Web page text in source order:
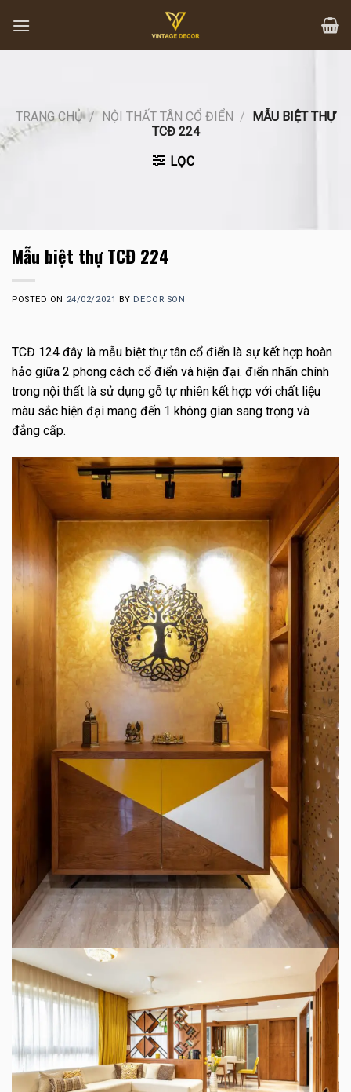
content
TRANG CHỦ / NỘI THẤT TÂN CỔ ĐIỂN / MẪU BIỆT THỰ
TCĐ 224
LỌC
Mẫu biệt thự TCĐ 224
POSTED ON 24/02/2021 BY DECOR SON
TCĐ 124 đây là mẫu biệt thự tân cổ điển là sự kết hợp hoàn
hảo giữa 2 phong cách cổ điển và hiện đại. điển nhấn chính
trong nội thất là sử dụng gỗ tự nhiên kết hợp với chất liệu
màu sắc hiện đại mang đến 1 không gian sang trọng và
đẳng cấp.